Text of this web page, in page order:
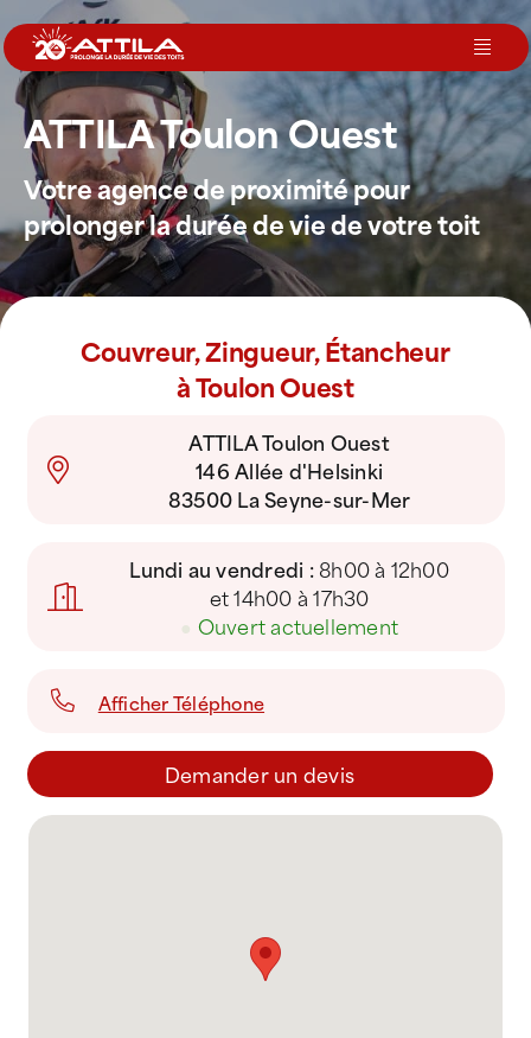
Passer
au
contenu
Le groupe
Nos services
Nos agences
Votre toit
ATTILA Toulon Ouest
Votre agence de proximité pour
prolonger la durée de vie de votre toit
Couvreur, Zingueur, Étancheur
à Toulon Ouest
ATTILA Toulon Ouest
146 Allée d'Helsinki
83500 La Seyne-sur-Mer
Lundi au vendredi :8h00 à 12h00
et 14h00 à 17h30
Ouvert actuellement
Afficher Téléphone
Demander un devis